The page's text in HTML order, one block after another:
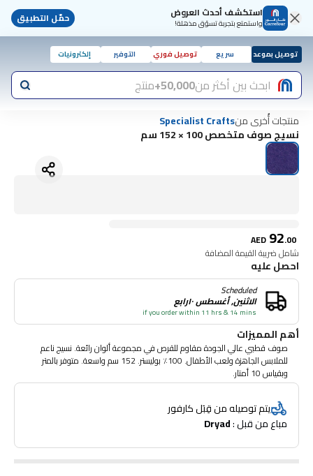
استكشف أحدث العروض
واستمتع بتجربة تسوّق مذهلة! حمّل التطبيق
توصيل بموعد سريع توصيل فوري التوفير إلكترونيات
ابحث بين أكثر من50,000+ منتج
منتجات أُخرى منSpecialist Crafts
نسيج صوف متخصص 100 × 152 سم
AED 92.00
شامل ضريبة القيمة المضافة
احصل عليه
Scheduled
الاثنين, أغسطس ١٠رابع
if you order within 11 hrs & 14 mins
أهم المميزات
صوف قطبي عالي الجودة مقاوم للقرص في مجموعة ألوان رائعة. نسيج ناعم
للملابس الجاهزة ولعب الأطفال. 100٪ بوليستر. 152 سم واسعة. متوفر بالمتر
وبقياس 10 أمتار.
يتم توصيله من قِبَل كارفور
مباع من قبل : Dryad